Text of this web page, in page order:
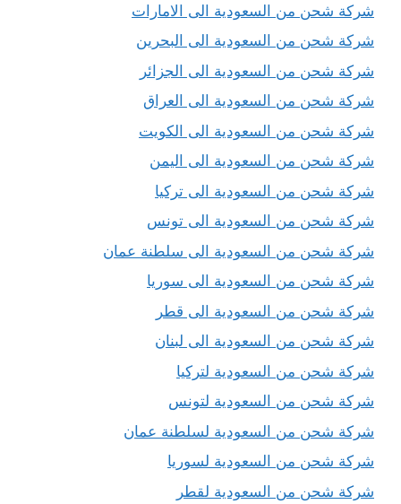
شركة شحن من السعودية الى الامارات
شركة شحن من السعودية الى البحرين
شركة شحن من السعودية الى الجزائر
شركة شحن من السعودية الى العراق
شركة شحن من السعودية الى الكويت
شركة شحن من السعودية الى اليمن
شركة شحن من السعودية الى تركيا
شركة شحن من السعودية الى تونس
شركة شحن من السعودية الى سلطنة عمان
شركة شحن من السعودية الى سوريا
شركة شحن من السعودية الى قطر
شركة شحن من السعودية الى لبنان
شركة شحن من السعودية لتركيا
شركة شحن من السعودية لتونس
شركة شحن من السعودية لسلطنة عمان
شركة شحن من السعودية لسوريا
شركة شحن من السعودية لقطر